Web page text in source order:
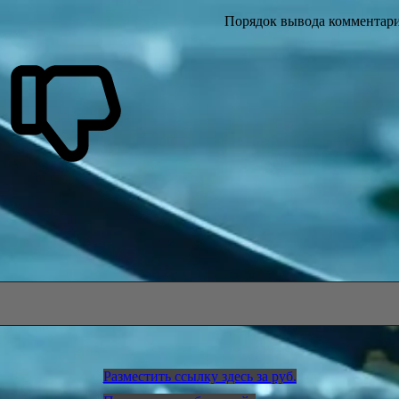
Порядок вывода
Разместить ссылку здесь за руб.